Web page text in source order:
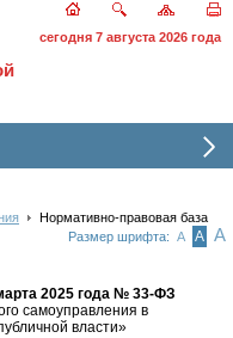
сегодня 7 августа 2026 года
Нормативно-правовая база
Размер шрифта: А А А
2025 года № 33-ФЗ
самоуправления в
власти»